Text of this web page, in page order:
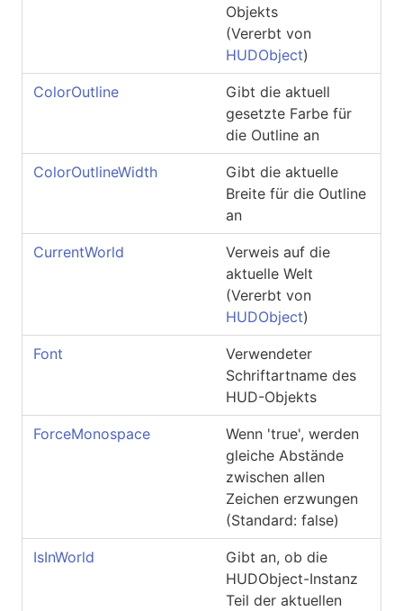
Objekts
(Vererbt von
HUDObject)
ColorOutline
Gibt die aktuell
gesetzte Farbe für
die Outline an
ColorOutlineWidth
Gibt die aktuelle
Breite für die Outline
an
CurrentWorld
Verweis auf die
aktuelle Welt
(Vererbt von
HUDObject)
Font
Verwendeter
Schriftartname des
HUD-Objekts
ForceMonospace
Wenn 'true', werden
gleiche Abstände
zwischen allen
Zeichen erzwungen
(Standard: false)
IsInWorld
Gibt an, ob die
HUDObject-Instanz
Teil der aktuellen